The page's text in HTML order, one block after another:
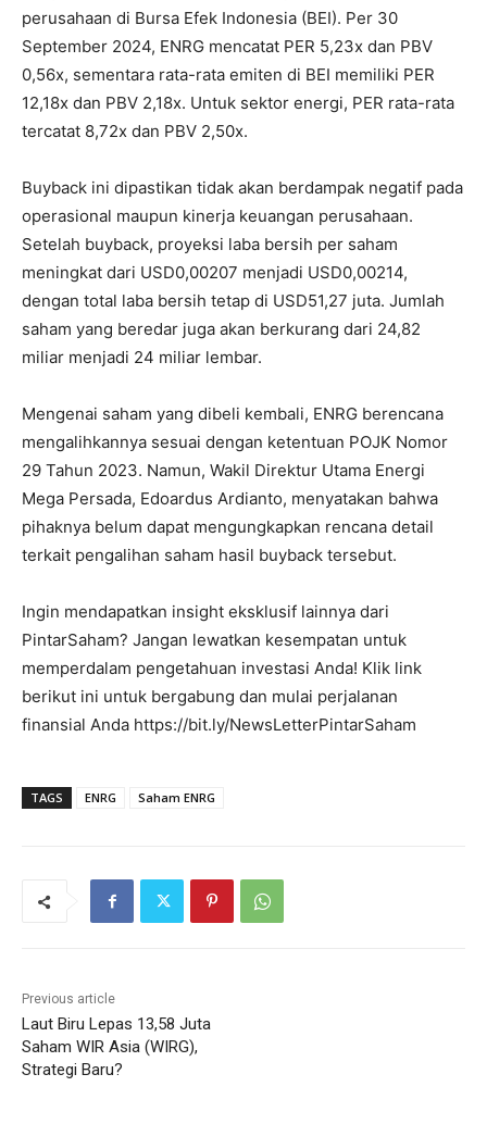
perusahaan di Bursa Efek Indonesia (BEI). Per 30
September 2024, ENRG mencatat PER 5,23x dan PBV
0,56x, sementara rata-rata emiten di BEI memiliki PER
12,18x dan PBV 2,18x. Untuk sektor energi, PER rata-rata
tercatat 8,72x dan PBV 2,50x.
Buyback ini dipastikan tidak akan berdampak negatif pada
operasional maupun kinerja keuangan perusahaan.
Setelah buyback, proyeksi laba bersih per saham
meningkat dari USD0,00207 menjadi USD0,00214,
dengan total laba bersih tetap di USD51,27 juta. Jumlah
saham yang beredar juga akan berkurang dari 24,82
miliar menjadi 24 miliar lembar.
Mengenai saham yang dibeli kembali, ENRG berencana
mengalihkannya sesuai dengan ketentuan POJK Nomor
29 Tahun 2023. Namun, Wakil Direktur Utama Energi
Mega Persada, Edoardus Ardianto, menyatakan bahwa
pihaknya belum dapat mengungkapkan rencana detail
terkait pengalihan saham hasil buyback tersebut.
Ingin mendapatkan insight eksklusif lainnya dari
PintarSaham? Jangan lewatkan kesempatan untuk
memperdalam pengetahuan investasi Anda! Klik link
berikut ini untuk bergabung dan mulai perjalanan
finansial Anda https://bit.ly/NewsLetterPintarSaham
TAGS ENRG Saham ENRG
Previous article
Laut Biru Lepas 13,58 Juta
Saham WIR Asia (WIRG),
Strategi Baru?